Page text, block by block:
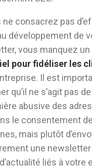
ne consacrez pas
développement de
vous manquez un
pour fidéliser les
Il est
qu’il ne s’agit pas
abusive des
le consentement
mais plutôt
une
liés à votre